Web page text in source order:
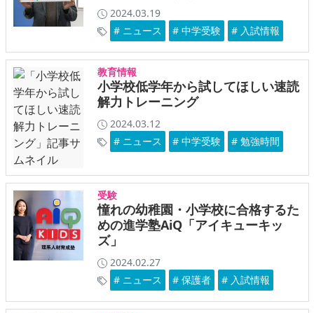
2024.03.19
# ニュース
# 中学受験 # 入試情報
教育情報
小学校低学年から試してほしい速読
解力トレーニング
2024.03.12
# ニュース
# 中学受験 # 勉強時間
受験
憧れの幼稚園・小学校に合格するた
めの進学塾AiQ「アイキューキッ
ズ」
2024.02.27
# ニュース
# 保護者 # 入試情報